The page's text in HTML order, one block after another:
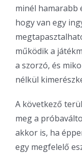
minél hamarabb
hogy van egy
működik a
a szorzó, és
nélkül
A következő
meg a
akkor is, ha
egy megfelelő